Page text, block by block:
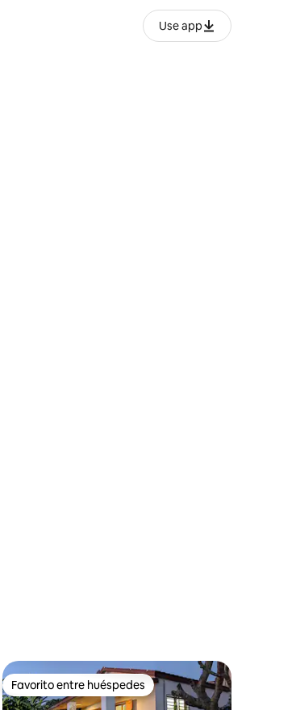
Use app
Favorito entre huéspedes
Favorito entre huéspedes